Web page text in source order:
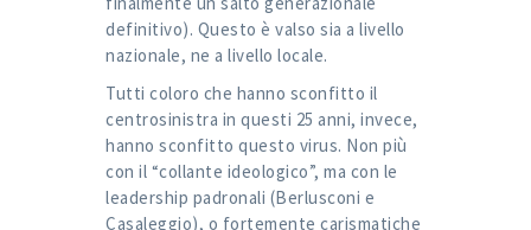
definitivo). Questo è valso sia a livello
nazionale, ne a livello locale.
Tutti coloro che hanno sconfitto il
centrosinistra in questi 25 anni, invece,
hanno sconfitto questo virus. Non più
con il “collante ideologico”, ma con le
leadership padronali (Berlusconi e
Casaleggio), o fortemente carismatiche